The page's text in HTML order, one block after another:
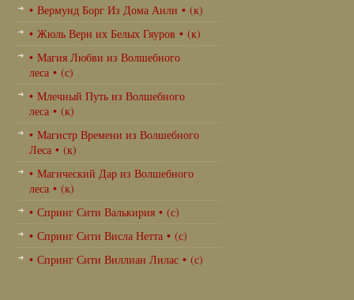
• Вермунд Борг Из Дома Анли • (к)
• Жюль Верн их Белых Гяуров • (к)
• Магия Любви из Волшебного
леса • (с)
• Млечный Путь из Волшебного
леса • (к)
• Магистр Времени из Волшебного
Леса • (к)
• Магический Дар из Волшебного
леса • (к)
• Спринг Сити Валькирия • (с)
• Спринг Сити Висла Нетта • (с)
• Спринг Сити Виллиан Лилас • (с)